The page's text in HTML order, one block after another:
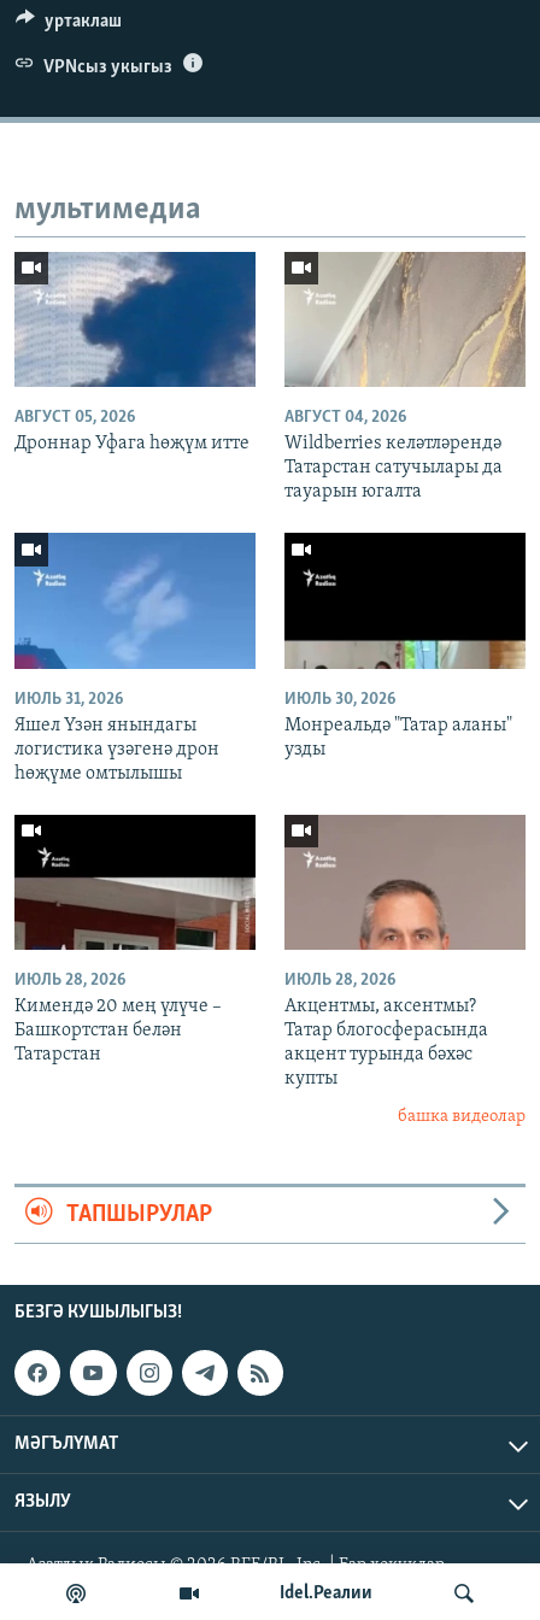
Idel.Реалии
уртаклаш
VPNсыз укыгыз
мультимедиа
АВГУСТ 05, 2026
Дроннар Уфага һөҗүм итте
АВГУСТ 04, 2026
Wildberries келәтләрендә
Татарстан сатучылары да
тауарын югалта
ИЮЛЬ 31, 2026
Яшел Үзән янындагы
логистика үзәгенә дрон
һөҗүме омтылышы
ИЮЛЬ 30, 2026
Монреальдә "Татар аланы"
узды
ИЮЛЬ 28, 2026
Кимендә 20 мең үлүче –
Башкортстан белән
Татарстан
ИЮЛЬ 28, 2026
Акцентмы, аксентмы?
Татар блогосферасында
акцент турында бәхәс
купты
башка видеолар
ТАПШЫРУЛАР
БЕЗГӘ КУШЫЛЫГЫЗ!
МӘГЪЛҮМАТ
ЯЗЫЛУ
Азатлык Радиосы © 2026 RFE/RL, Inc. | Бар хокуклар
сакланган